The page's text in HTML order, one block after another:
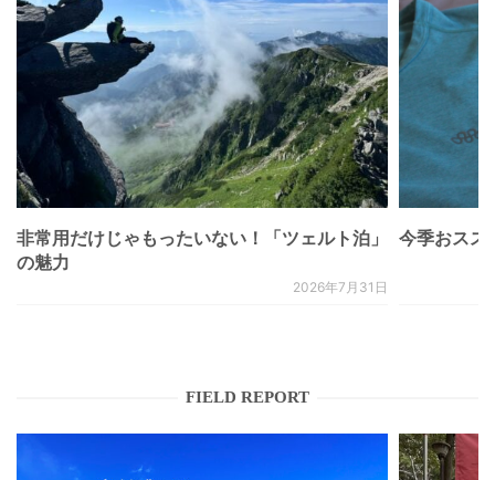
非常用だけじゃもったいない！「ツェルト泊」
の魅力
2026年7月31日
今季おスス
FIELD REPORT